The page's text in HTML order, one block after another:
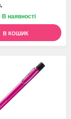
В наявності
В КОШИК